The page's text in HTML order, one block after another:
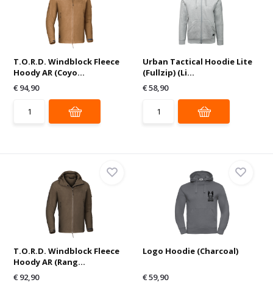
T.O.R.D. Windblock Fleece
Hoody AR (Coyo...
€ 94,90
Urban Tactical Hoodie Lite
(Fullzip) (Li...
€ 58,90
T.O.R.D. Windblock Fleece
Hoody AR (Rang...
€ 92,90
Logo Hoodie (Charcoal)
€ 59,90